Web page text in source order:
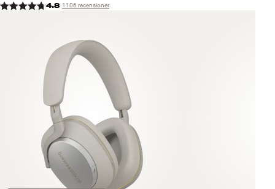
Kablar
Tillbehör
INSPIRATION
MÄRKEN
NYHETER
ERBJUDANDEN
4.8 1106 recensioner